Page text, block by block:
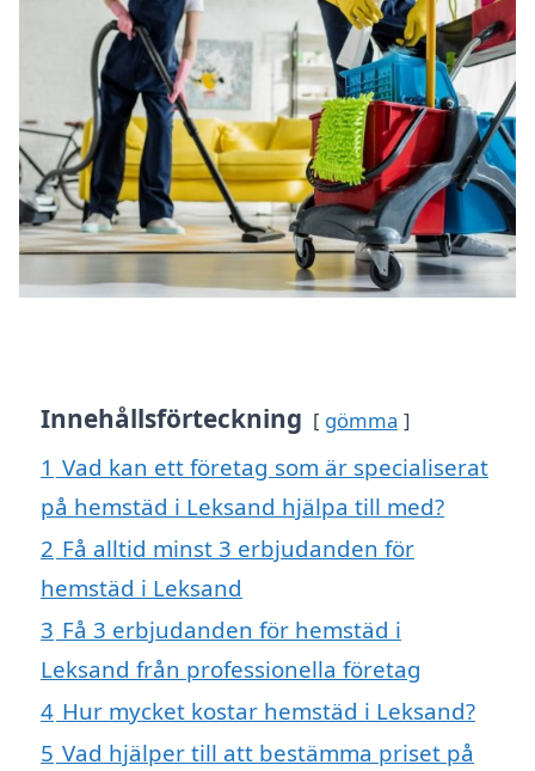
Innehållsförteckning gömma
1 Vad kan ett företag som är specialiserat
på hemstäd i Leksand hjälpa till med?
2 Få alltid minst 3 erbjudanden för
hemstäd i Leksand
3 Få 3 erbjudanden för hemstäd i
Leksand från professionella företag
4 Hur mycket kostar hemstäd i Leksand?
5 Vad hjälper till att bestämma priset på